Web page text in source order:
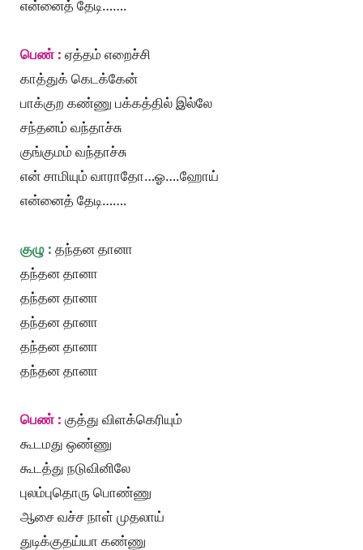
என்னைத் தேடி…….
பெண் : ஏத்தம் எறைச்சி
காத்துக் கெடக்கேன்
பாக்குற கண்ணு பக்கத்தில் இல்லே
சந்தனம் வந்தாச்சு
குங்குமம் வந்தாச்சு
என் சாமியும் வாராதோ…ஓ….ஹோய்
என்னைத் தேடி…….
குழு : தந்தன தானா
தந்தன தானா
தந்தன தானா
தந்தன தானா
தந்தன தானா
தந்தன தானா
பெண் : குத்து விளக்கெரியும்
கூடமது ஒண்ணு
கூடத்து நடுவினிலே
புலம்புதொரு பொண்ணு
ஆசை வச்ச நாள் முதலாய்
துடிக்குதய்யா கண்ணு